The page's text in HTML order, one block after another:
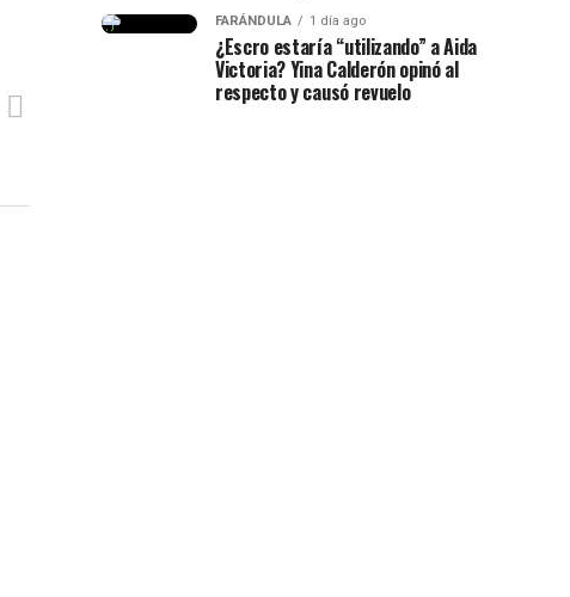
FARÁNDULA 1 día ago
¿Escro estaría “utilizando” a Aida
Victoria? Yina Calderón opinó al
respecto y causó revuelo